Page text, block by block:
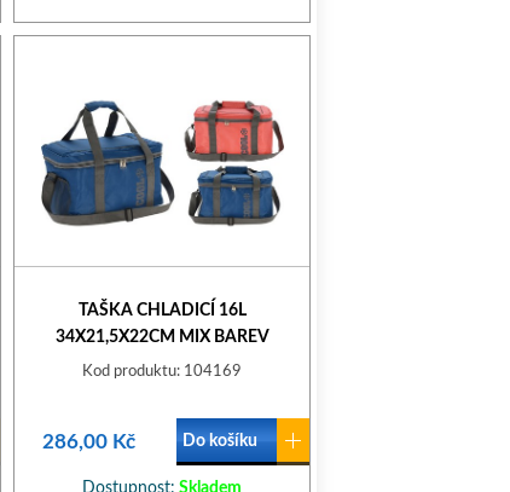
TAŠKA CHLADICÍ 16L
34X21,5X22CM MIX BAREV
Kod produktu: 104169
286,00 Kč Do košíku
Dostupnost: Skladem